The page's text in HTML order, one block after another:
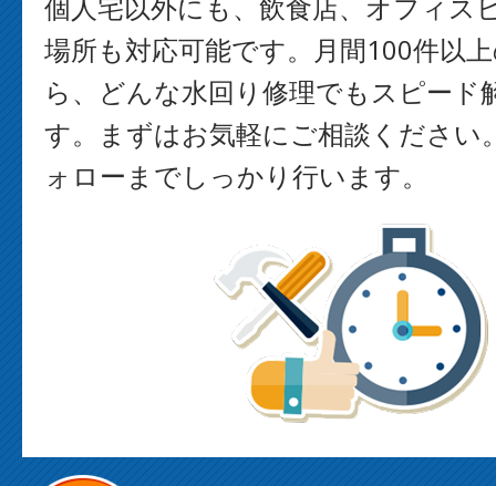
場所も対応可能です。月間100件以
ら、どんな水回り修理でもスピード
す。まずはお気軽にご相談ください
ォローまでしっかり行います。